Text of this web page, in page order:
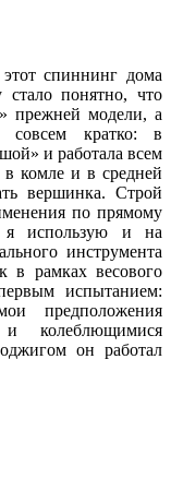
спиннинг дома
понятно, что
прежней модели, а
совсем кратко: в
и работала всем
комле и в средней
вершинка. Строй
по прямому
я использую и на
инструмента
в рамках весового
испытанием:
предположения
колеблющимися
он работал